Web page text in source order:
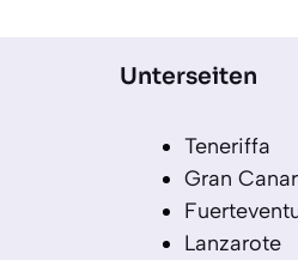
Unterseiten
Teneriffa
Gran
Lanzarote